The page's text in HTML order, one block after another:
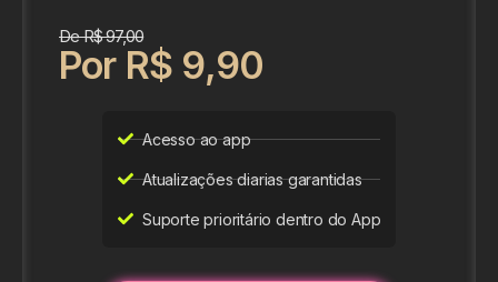
De R$ 97,00
Por R$ 9,90
Acesso ao app
Atualizações diarias garantidas
Suporte prioritário dentro do App